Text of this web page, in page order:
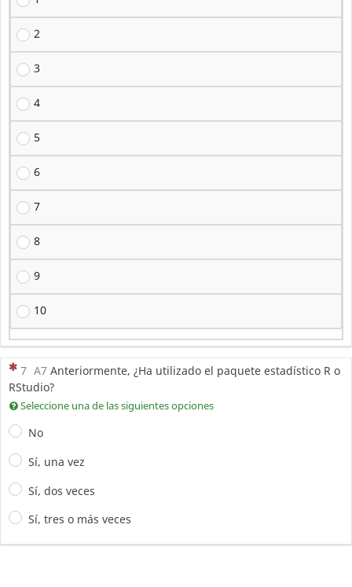
2
3
4
5
6
7
8
9
10
(Esta pregunta es obligatoria)
7 A7 Anteriormente, ¿Ha utilizado el paquete estadístico R o
RStudio?
Seleccione una de las siguientes opciones
No
Sí, una vez
Sí, dos veces
Sí, tres o más veces